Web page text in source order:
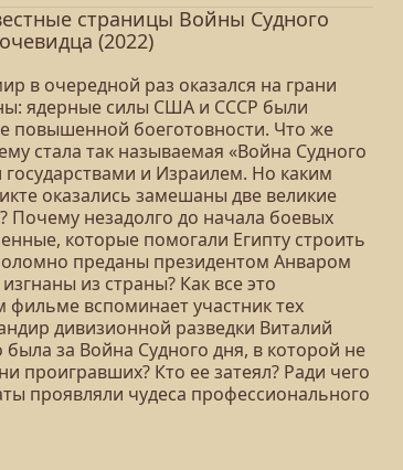
страницы Войны Судного
(2022)
в очередной раз оказался на грани
ядерные силы США и СССР были
повышенной боеготовности. Что же
стала так называемая «Война Судного
и Израилем. Но каким
оказались замешаны две великие
незадолго до начала боевых
которые помогали Египту строить
преданы президентом Анваром
из страны? Как все это
вспоминает участник тех
дивизионной разведки Виталий
за Война Судного дня, в которой не
проигравших? Кто ее затеял? Ради чего
проявляли чудеса профессионального